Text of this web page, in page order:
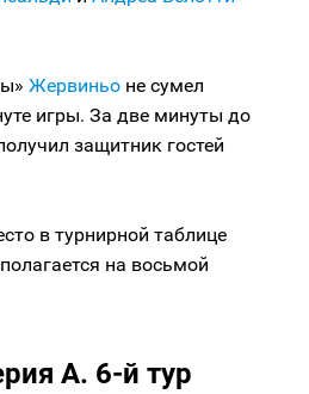
Жервиньо не сумел
игры. За две минуты до
защитник гостей
в турнирной таблице
на восьмой
А. 6-й тур